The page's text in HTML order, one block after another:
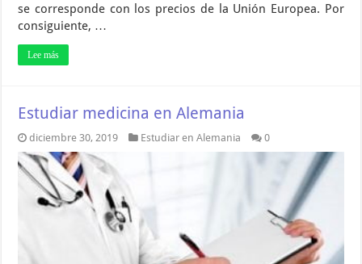
se corresponde con los precios de la Unión Europea. Por
consiguiente, …
Lee más
Estudiar medicina en Alemania
diciembre 30, 2019 Estudiar en Alemania 0